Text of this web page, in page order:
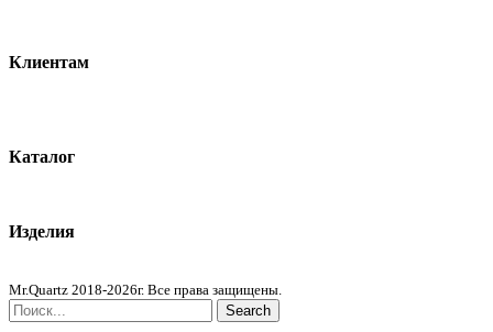
Клиентам
Каталог
Изделия
Mr.Quartz 2018-2026г. Все права защищены.
Search